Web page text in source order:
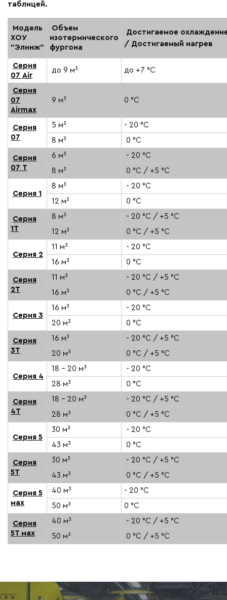
таблицей.
Модель
ХОУ
"Элинж"
Объем
изотермического
фургона
Достигаемое
/ Достигаемый нагрев
Серия
07 Air
до 9 м³ до +7 °C
Серия
07
Airmax
9 м³ 0 °C
Серия
07
5 м³
- 20 °C
8 м³
0 °C
Серия
07 Т
6 м³
- 20 °C
8 м³
0 °C / +5 °C
Серия 1
8 м³
- 20 °C
12 м³
0 °C
Серия
1Т
8 м³
- 20 °C / +5 °C
12 м³
0 °C / +5 °C
Серия 2
11 м³
- 20 °C
16 м³
0 °C
Серия
2Т
11 м³
- 20 °C / +5 °C
16 м³
0 °C / +5 °C
Серия 3
16 м³
- 20 °C
20 м³
0 °C
Серия
3Т
16 м³
- 20 °C / +5 °C
20 м³
0 °C / +5 °C
Серия 4
18 - 20 м³
- 20 °C
28 м³
0 °C
Серия
4Т
18 - 20 м³
- 20 °C / +5 °C
28 м³
0 °C / +5 °C
Серия 5
30 м³
- 20 °C
43 м³
0 °C
Серия
5Т
30 м³
- 20 °C / +5 °C
43 м³
0 °C / +5 °C
Серия 5
мах
40 м³
- 20 °C
50 м³
0 °C
Серия
5Т мах
40 м³
- 20 °C / +5 °C
50 м³
0 °C / +5 °C